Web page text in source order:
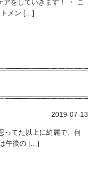
をしていきます！ ・ こ
トメン […]
2019-07-13
ってた以上に綺麗で、何
午後の […]